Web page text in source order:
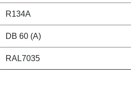
R134A
DB 60 (A)
RAL7035